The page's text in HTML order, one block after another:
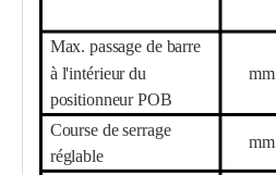
Max. passage de barre
à l'intérieur du
positionneur POB
mm
Course de serrage
réglable
mm